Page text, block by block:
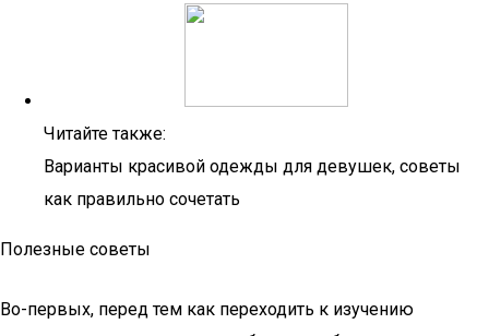
Читайте также:
Варианты красивой одежды для девушек, советы
как правильно сочетать
Полезные советы
Во-первых, перед тем как переходить к изучению